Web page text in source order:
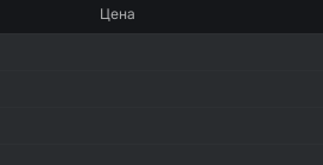
Цена